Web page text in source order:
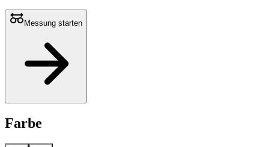
Messung starten
Farbe